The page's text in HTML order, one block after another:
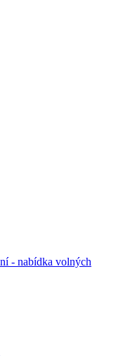
- nabídka volných